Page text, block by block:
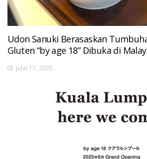
Udon Sanuki Berasaskan
Gluten “by age 18” Dibuka di
Julai 17, 2025